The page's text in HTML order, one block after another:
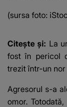
(sursa foto:
Citește și: La
fost în pericol
trezit într-un nor
Agresorul s-a
omor.